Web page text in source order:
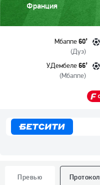
Франция
Мбаппе 60’
(Дуэ)
У.Дембеле 66’
(Мбаппе)
Превью Протокол